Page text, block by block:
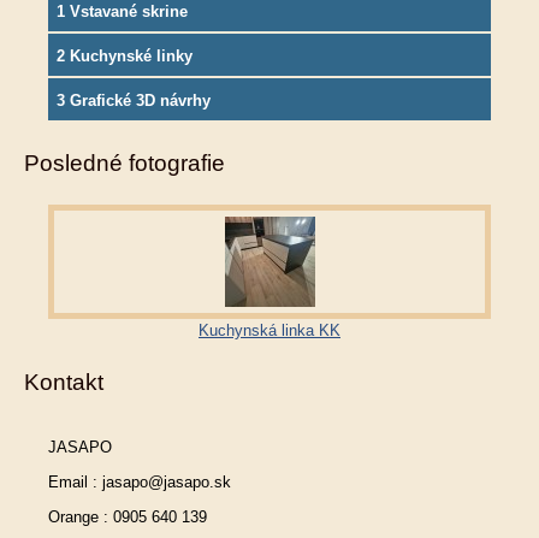
1 Vstavané skrine
2 Kuchynské linky
3 Grafické 3D návrhy
Posledné fotografie
Kuchynská linka KK
Kontakt
JASAPO
Email : jasapo@jasapo.sk
Orange : 0905 640 139